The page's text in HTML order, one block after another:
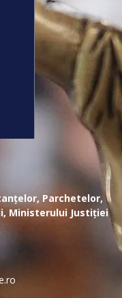
Parchetelor,
Ministerului Justiției